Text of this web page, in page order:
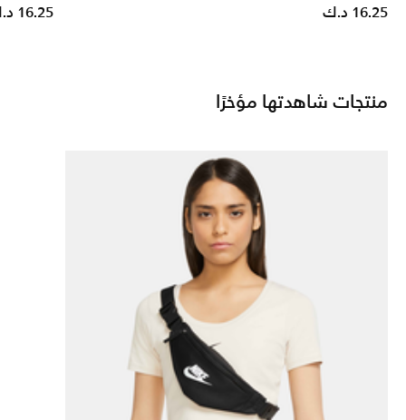
16.25 د.ك
16.25 د.ك
منتجات شاهدتها مؤخرًا